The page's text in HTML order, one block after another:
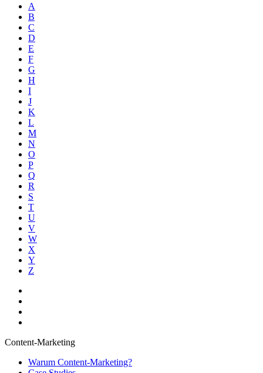
A
B
C
D
E
F
G
H
I
J
K
L
M
N
O
P
Q
R
S
T
U
V
W
X
Y
Z
Content-Marketing
Warum Content-Marketing?